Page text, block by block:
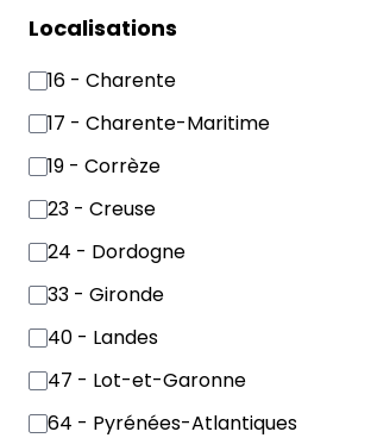
Localisations
16 - Charente
17 - Charente-Maritime
19 - Corrèze
23 - Creuse
24 - Dordogne
33 - Gironde
40 - Landes
47 - Lot-et-Garonne
64 - Pyrénées-Atlantiques